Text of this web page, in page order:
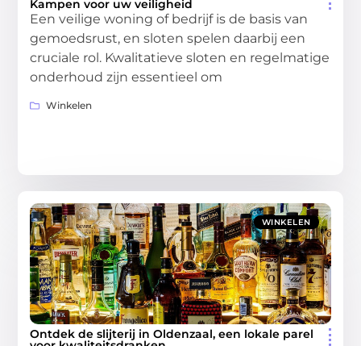
Kampen voor uw veiligheid
Een veilige woning of bedrijf is de basis van
gemoedsrust, en sloten spelen daarbij een
cruciale rol. Kwalitatieve sloten en regelmatige
onderhoud zijn essentieel om
Winkelen
WINKELEN
Ontdek de slijterij in Oldenzaal, een lokale parel